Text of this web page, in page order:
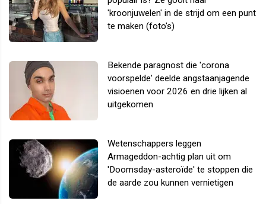
'kroonjuwelen' in de strijd om een punt
te maken (foto's)
Bekende paragnost die 'corona
voorspelde' deelde angstaanjagende
visioenen voor 2026 en drie lijken al
uitgekomen
Wetenschappers leggen
Armageddon-achtig plan uit om
'Doomsday-asteroïde' te stoppen die
de aarde zou kunnen vernietigen